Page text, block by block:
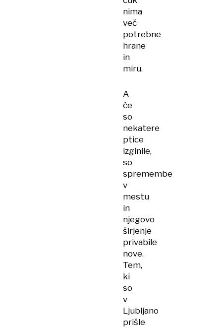
nima
več
potrebne
hrane
in
miru.
A
če
so
nekatere
ptice
izginile,
so
spremembe
v
mestu
in
njegovo
širjenje
privabile
nove.
Tem,
ki
so
v
Ljubljano
prišle